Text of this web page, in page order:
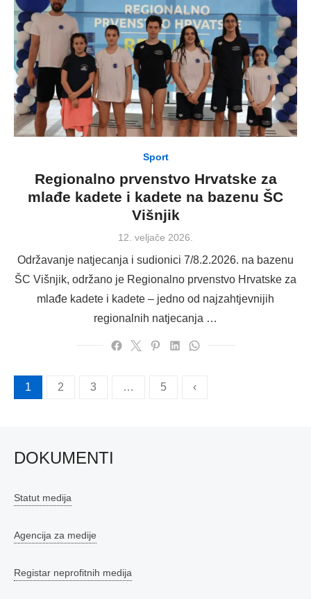
Sport
Regionalno prvenstvo Hrvatske za
mlađe kadete i kadete na bazenu ŠC
Višnjik
Posted
12. veljače 2026.
Održavanje natjecanja i sudionici 7/8.2.2026. na bazenu
ŠC Višnjik, održano je Regionalno prvenstvo Hrvatske za
mlađe kadete i kadete – jedno od najzahtjevnijih
regionalnih natjecanja …
Brojevi
1 2 3 … 5 ‹
DOKUMENTI
Statut medija
Agencija za medije
Registar neprofitnih medija